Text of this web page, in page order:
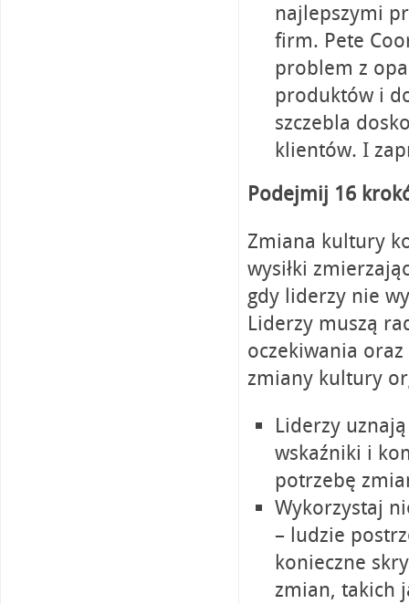
najlepszymi
firm. Pete
problem z
produktów i
szczebla
klientów. I
Podejmij 16
Zmiana kultury
wysiłki
gdy liderzy nie
Liderzy muszą
oczekiwania
zmiany kultury
Liderzy
wskaźniki i
potrzebę
Wykorzystaj
– ludzie
konieczne
zmian, takich